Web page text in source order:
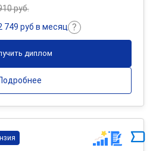
руб.
749 руб в месяц
диплом